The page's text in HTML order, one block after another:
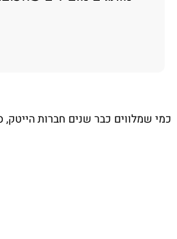
שמלווים כבר שנים חברות הייטק,